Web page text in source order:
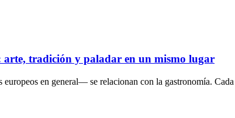
arte, tradición y paladar en un mismo lugar
en general— se relacionan con la gastronomía.